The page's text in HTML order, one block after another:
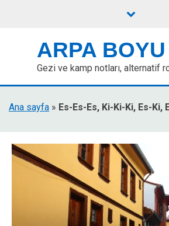
ARPA
Gezi ve kamp notları, alternatif
Ana sayfa » Es-Es-Es, Ki-Ki-Ki, Es-Ki,